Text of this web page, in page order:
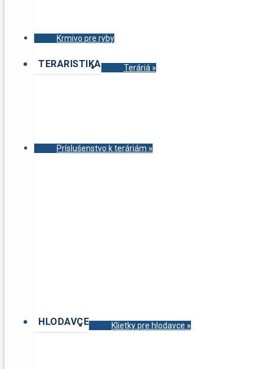
Krmivo pre ryby
TERARISTIKA Teráriá »
Príslušenstvo k teráriám »
HLODAVCE Klietky pre hlodavce »